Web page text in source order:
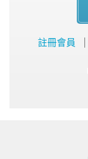
註冊會員